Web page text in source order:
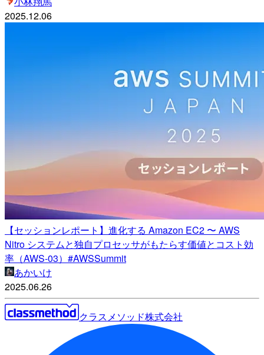
2025.12.06
【セッションレポート】進化する Amazon EC2 〜 AWS
Nitro システムと独自プロセッサがもたらす価値とコスト効
率（AWS-03）#AWSSummit
あかいけ
2025.06.26
クラスメソッド株式会社